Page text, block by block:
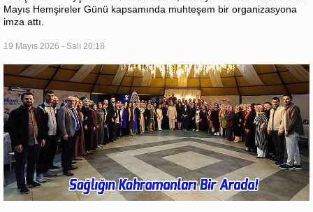
Mayıs Hemşireler Günü kapsamında muhteşem bir organizasyona
imza attı.
19 Mayıs 2026 - Salı 20:18